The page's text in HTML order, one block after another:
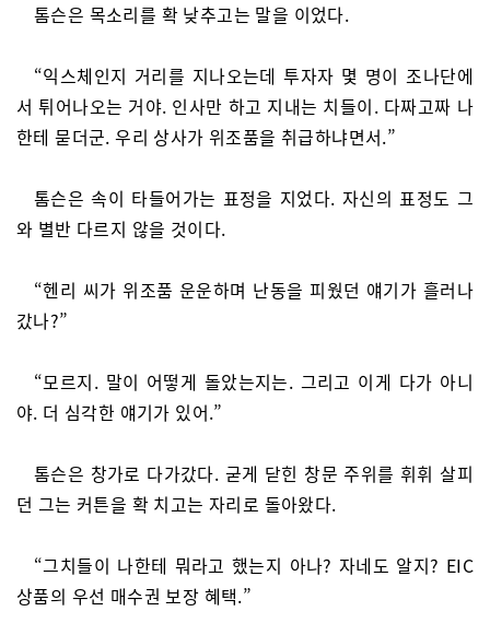
톰슨은 목소리를 확 낮추고는 말을 이었다.
“익스체인지 거리를 지나오는데 투자자 몇 명이 조나단에
서 튀어나오는 거야. 인사만 하고 지내는 치들이. 다짜고짜 나
한테 묻더군. 우리 상사가 위조품을 취급하냐면서.”
톰슨은 속이 타들어가는 표정을 지었다. 자신의 표정도 그
와 별반 다르지 않을 것이다.
“헨리 씨가 위조품 운운하며 난동을 피웠던 얘기가 흘러나
갔나?”
“모르지. 말이 어떻게 돌았는지는. 그리고 이게 다가 아니
야. 더 심각한 얘기가 있어.”
톰슨은 창가로 다가갔다. 굳게 닫힌 창문 주위를 휘휘 살피
던 그는 커튼을 확 치고는 자리로 돌아왔다.
“그치들이 나한테 뭐라고 했는지 아나? 자네도 알지? EIC
상품의 우선 매수권 보장 혜택.”